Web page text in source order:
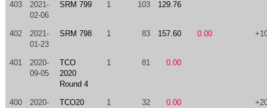
403
2021-
02-06
SRM 799 1 103 129.76
402
2021-
01-23
SRM 798 1 83 157.60 0.00
401
2020-
09-05
TCO
2020
Round 4
1 81 0.00
400 2020- TCO20 1 32 0.00